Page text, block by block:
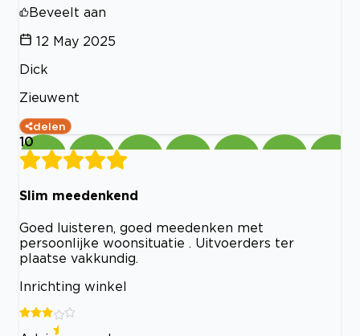
Beveelt aan
12 May 2025
Dick
Zieuwent
delen
10
Slim meedenkend
Goed luisteren, goed meedenken met
persoonlijke woonsituatie . Uitvoerders ter
plaatse vakkundig.
Inrichting winkel